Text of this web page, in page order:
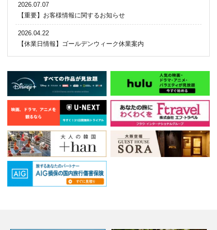
2026.07.07
【重要】お客様情報に関するお知らせ
2026.04.22
【休業日情報】ゴールデンウィーク休業案内